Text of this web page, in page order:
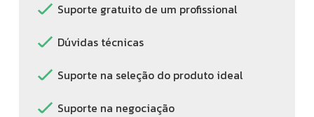
Suporte gratuito de um profissional
Dúvidas técnicas
Suporte na seleção do produto ideal
Suporte na negociação